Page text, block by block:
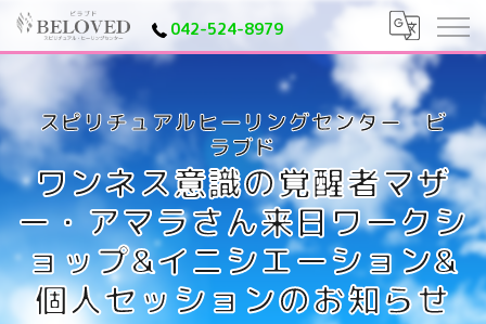
042-524-8979
ワンネス意識の覚醒者マザ
ー・アマラさん来日ワークシ
ョップ&イニシエーション&
個人セッションのお知らせ